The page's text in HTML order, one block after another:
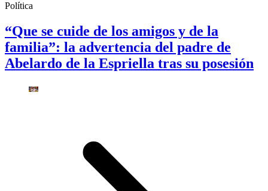
Política
“Que se cuide de los amigos y de la
familia”: la advertencia del padre de
Abelardo de la Espriella tras su posesión